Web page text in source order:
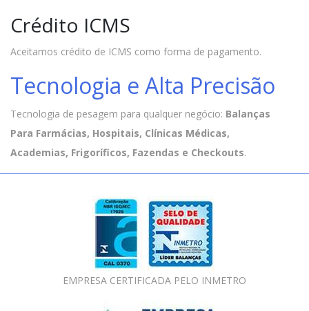
Crédito ICMS
Aceitamos crédito de ICMS como forma de pagamento.
Tecnologia e Alta Precisão
Tecnologia de pesagem para qualquer negócio: Balanças
Para Farmácias, Hospitais, Clínicas Médicas,
Academias, Frigoríficos, Fazendas e Checkouts.
EMPRESA CERTIFICADA PELO INMETRO